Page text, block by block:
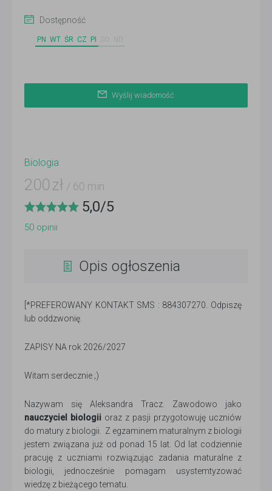
Dostępność
PN WT ŚR CZ PI
Wyślij wiadomość
Biologia
200 zł / 60 min
5,0/5
50 opinii
Opis ogłoszenia
[*PREFEROWANY KONTAKT SMS : 884307270. Odpiszę
lub oddzwonię.
ZAPISY NA rok 2026/2027
Witam serdecznie ;)
Nazywam się Aleksandra Tracz. Zawodowo jako
nauczyciel biologii oraz z pasji przygotowuję uczniów
do matury z biologii. Z egzaminem maturalnym z biologii
jestem związana już od ponad 15 lat. Od lat codziennie
pracuję z uczniami rozwiązując zadania maturalne z
biologii, jednocześnie pomagam usystemtyzować
wiedzę z bieżącego tematu.